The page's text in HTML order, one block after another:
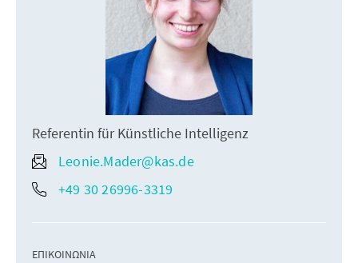
Referentin für Künstliche Intelligenz
Leonie.Mader@kas.de
+49 30 26996-3319
ΕΠΙΚΟΙΝΩΝΊΑ